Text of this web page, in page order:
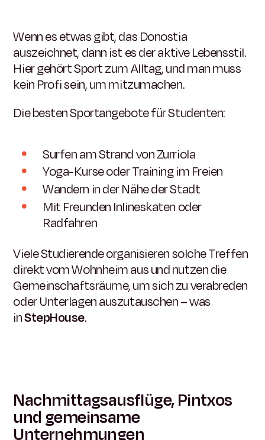
Wenn es etwas gibt, das Donostia
auszeichnet, dann ist es der aktive Lebensstil.
Hier gehört Sport zum Alltag, und man muss
kein Profi sein, um mitzumachen.
Die besten Sportangebote für Studenten:
Surfen am Strand von Zurriola
Yoga-Kurse oder Training im Freien
Wandern in der Nähe der Stadt
Mit Freunden Inlineskaten oder
Radfahren
Viele Studierende organisieren solche Treffen
direkt vom Wohnheim aus und nutzen die
Gemeinschaftsräume, um sich zu verabreden
oder Unterlagen auszutauschen – was
inStepHouse.
Nachmittagsausflüge, Pintxos
und gemeinsame
Unternehmungen